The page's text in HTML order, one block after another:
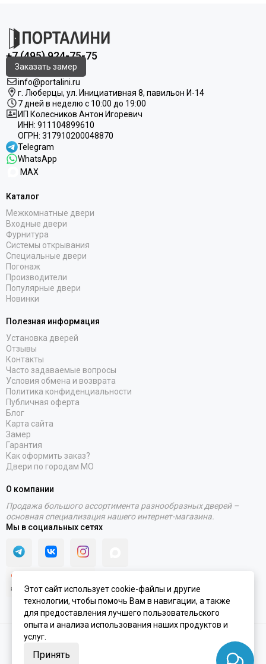
+7 (495) 924-75-75
Заказать замер
info@portalini.ru
г. Люберцы, ул. Инициативная 8, павильон И-14
7 дней в неделю с 10:00 до 19:00
ИП Колесников Антон Игоревич
ИНН: 911104899610
ОГРН: 317910200048870
Telegram
WhatsApp
MAX
Каталог
Межкомнатные двери
Входные двери
Фурнитура
Системы открывания
Специальные двери
Погонаж
Производители
Популярные двери
Новинки
Полезная информация
Установка дверей
Отзывы
Контакты
Часто задаваемые вопросы
Условия обмена и возврата
Политика конфиденциальности
Публичная оферта
Блог
Карта сайта
Замер
Гарантия
Как оформить заказ?
Двери по городам МО
О компании
Продажа большого ассортимента разнообразных дверей –
основная специализация нашего интернет-магазина.
Мы в социальных сетях
2020 - 2026 © Интернет-магазин PORTALINI | ИП Колесников Антон
Игоревич ОГРНИП 317910200048870 ИНН 911104899610
Этот сайт использует cookie-файлы и другие
технологии, чтобы помочь Вам в навигации, а также
для предоставления лучшего пользовательского
опыта и анализа использования наших продуктов и
услуг.
Принять